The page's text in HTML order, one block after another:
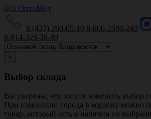
8 (423) 260-05-10 8-800-2500-243
8-914-329-38-80
×
Выбор склада
Вы уверены, что хотите изменить выбор
При изменении города в корзину можно
товар, который есть в наличии на